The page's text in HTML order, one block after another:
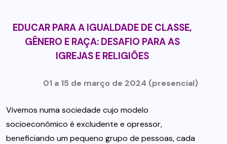
EDUCAR PARA A IGUALDADE DE CLASSE,
GÊNERO E RAÇA: DESAFIO PARA AS
IGREJAS E RELIGIÕES
01 a 15 de março de 2024 (presencial)
Vivemos numa sociedade cujo modelo
socioeconômico é excludente e opressor,
beneficiando um pequeno grupo de pessoas, cada